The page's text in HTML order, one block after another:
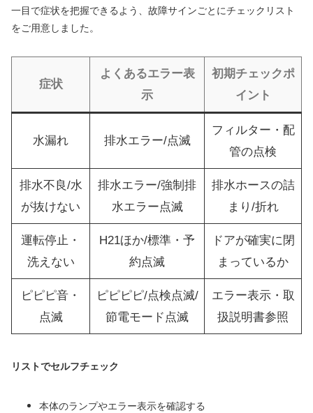
一目で症状を把握できるよう、故障サインごとにチェックリスト
をご用意しました。
症状
よくあるエラー表
示
初期チェックポ
イント
水漏れ 排水エラー/点滅
フィルター・配
管の点検
排水不良/水
が抜けない
排水エラー/強制排
水エラー点滅
排水ホースの詰
まり/折れ
運転停止・
洗えない
H21ほか/標準・予
約点滅
ドアが確実に閉
まっているか
ピピピ音・
点滅
ピピピピ/点検点滅/
節電モード点滅
エラー表示・取
扱説明書参照
リストでセルフチェック
本体のランプやエラー表示を確認する